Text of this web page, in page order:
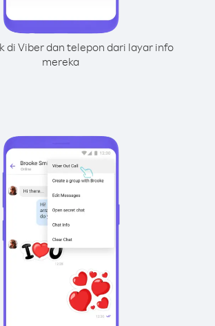
di Viber dan telepon dari layar info
mereka